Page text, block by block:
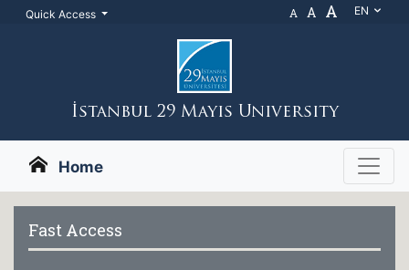
Quick Access A A A EN
İstanbul 29 Mayıs Unıversıty
Home
Fast Access